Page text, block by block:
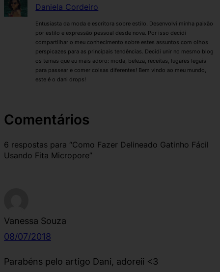
Daniela Cordeiro
Entusiasta da moda e escritora sobre estilo. Desenvolvi minha paixão
por estilo e expressão pessoal desde nova. Por isso decidi
compartilhar o meu conhecimento sobre estes assuntos com olhos
perspicazes para as principais tendências. Decidi unir no mesmo blog
os temas que eu mais adoro: moda, beleza, receitas, lugares legais
para passear e comer coisas diferentes! Bem vindo ao meu mundo,
este é o dani drops!
Comentários
6 respostas para “Como Fazer Delineado Gatinho Fácil
Usando Fita Micropore”
Vanessa Souza
08/07/2018
Parabéns pelo artigo Dani, adoreii <3